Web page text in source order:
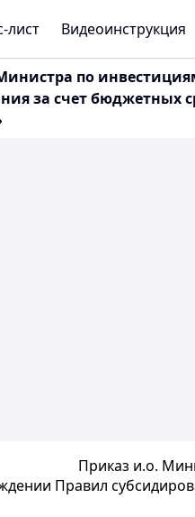
лист Видеоинструкция
по
за счет бюджетных
Приказ и.о.
Правил